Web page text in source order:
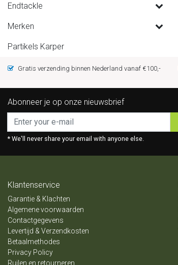
Endtackle
Merken
Partikels Karper
Gratis verzending binnen Nederland vanaf €100,-
Abonneer je op onze nieuwsbrief
* We'll never share your email with anyone else.
Klantenservice
Garantie & Klachten
Algemene voorwaarden
Contactgegevens
Levertijd & Verzendkosten
Betaalmethodes
Privacy Policy
Ruilen en retourneren